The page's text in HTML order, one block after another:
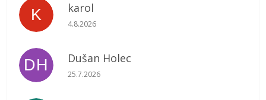
K karol
Hodnotenie obchodu je 5 z 5 hviezdičiek.
4.8.2026
DH Dušan Holec
Hodnotenie obchodu je 5 z 5 hviezdičiek.
25.7.2026